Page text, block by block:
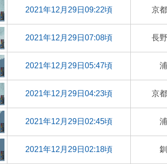
2021年12月29日09:22頃 京
2021年12月29日07:08頃 長
2021年12月29日05:47頃
2021年12月29日04:23頃 京
2021年12月29日02:45頃
2021年12月29日02:18頃